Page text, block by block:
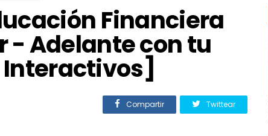
Financiera
- Adelante con tu
Compartir Twittear